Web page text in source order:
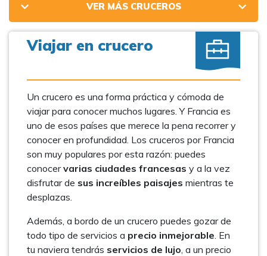
VER MÁS CRUCEROS
Viajar en crucero
Un crucero es una forma práctica y cómoda de
viajar para conocer muchos lugares. Y Francia es
uno de esos países que merece la pena recorrer y
conocer en profundidad. Los cruceros por Francia
son muy populares por esta razón: puedes
conocervarias ciudades francesas y a la vez
disfrutar de sus increíbles paisajes mientras te
desplazas.
Además, a bordo de un crucero puedes gozar de
todo tipo de servicios a precio inmejorable. En
tu naviera tendrás servicios de lujo, a un precio